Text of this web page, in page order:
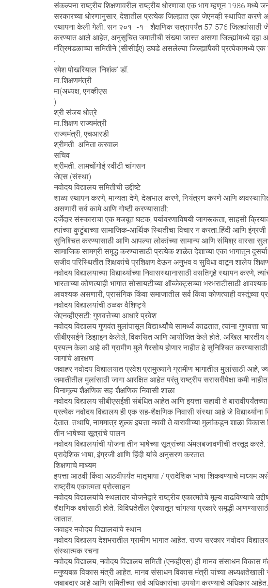
संकल्पना राष्ट्रीय शिक्षणावरील राष्ट्रीय धोरणाचा एक भाग म्हणून 1986
सरकारच्या धोरणानुसार, देशातील प्रत्येक जिल्ह्यात एक जेएनव्ही स्थापित
स्थापना केली गेली. सन २०१–-१– शैक्षणिक सत्रापर्यंत 57 576 जिल्ह्यांसाठी
करण्यात आले आहेत, अनुसूचित जमातीची संख्या जास्त असणा जिल्ह्यांमध्ये दहा
मंत्रिमंडळाच्या समितीने (सीसीईए) उघडे असलेल्या जिल्ह्यांपैकी प्रत्येकामध्ये
.
रमेश पोखरियाल ‘निशंक’ डॉ.
मा.शिक्षणमंत्री
मा(अध्यक्ष, एनव्हीएस
)
श्री संजय धोत्रे
मा.शिक्षण राज्यमंत्री
राज्यमंत्री, एचआरडी
श्रीमती. अनिता करवाल
सचिव
श्रीमती. लामचोंगोई स्वीटी चांगसन
जेएस (संस्था)
नवोदय विद्यालय समितीची उद्दीष्टे
शाळा स्थापन करणे, मान्यता देणे, देखभाल करणे, नियंत्रण करणे आणि
असणारी सर्व कामे आणि गोष्टी करण्यासाठी:
दर्जेदार संस्काराचा एक मजबूत घटक, पर्यावरणाविषयी जागरूकता, साहसी
त्यांच्या कुटुंबाच्या सामाजिक-आर्थिक स्थितीचा विचार न करता.हिंदी आणि
सुनिश्चित करण्यासाठी आणि आपल्या लोकांच्या सामान्य आणि संमिश्र वारसा
सामाजिक सामग्री समृद्ध करण्यासाठी प्रत्येक शाळेत देशाच्या एका भागातून दुसर्या
सजीव परिस्थितीत शिक्षकांचे प्रशिक्षण देऊन अनुभव व सुविधा वाटून शालेय
नवोदय विद्यालयाच्या विद्यार्थ्यांच्या निवासस्थानासाठी वसतिगृहे स्थापन करणे,
भारताच्या कोणत्याही भागात सोसायटीच्या ऑब्जेक्ट्सच्या भरभराटीसाठी
आवश्यक असणारी, प्रासंगिक किंवा समाजातील सर्व किंवा कोणत्याही वस्तूंच्या
नवोदय विद्यालयांची ठळक वैशिष्ट्ये
जेएनव्हीएसटी: गुणवत्तेच्या आधारे प्रवेश
नवोदय विद्यालय गुणवंत मुलांपासून विद्यार्थ्यांचे सामर्थ्य काढतात, त्यांना
सीबीएसईने डिझाइन केलेले, विकसित आणि आयोजित केले होते. अखिल भारतीय
प्रयत्न केला आहे की ग्रामीण मुले गैरसोय होणार नाहीत हे सुनिश्चित
जागांचे आरक्षण
जवाहर नवोदय विद्यालयात प्रवेश प्रामुख्याने ग्रामीण भागातील मुलांसाठी
जमातीतील मुलांसाठी जागा आरक्षित आहेत परंतु राष्ट्रीय सरासरीपेक्षा कमी
विनामूल्य शैक्षणिक सह-शैक्षणिक निवासी शाळा
नवोदय विद्यालय सीबीएसईशी संबंधित आहेत आणि इयत्ता सहावी ते
प्रत्येक नवोदय विद्यालय ही एक सह-शैक्षणिक निवासी संस्था आहे जे
देतात. तथापि, नाममात्र शुल्क इयत्ता नववी ते बारावीच्या मुलांकडून शाळा
तीन भाषेच्या सूत्रांचे पालन
नवोदय विद्यालयांची योजना तीन भाषेच्या सूत्रांच्या अंमलबजावणीची तरतूद करते.
प्रादेशिक भाषा, इंग्रजी आणि हिंदी यांचे अनुसरण करतात.
शिक्षणाचे माध्यम
इयत्ता आठवी किंवा आठवीपर्यंत मातृभाषा / प्रादेशिक भाषा शिकवण्याचे माध्यम
राष्ट्रीय एकात्मता प्रोत्साहन
नवोदय विद्यालयांचे स्थलांतर योजनेद्वारे राष्ट्रीय एकात्मतेचे मूल्य वाढविण्याचे
शैक्षणिक वर्षासाठी होते. विविधतेतील ऐक्यातून चांगल्या प्रकारे समृद्धी
जातात.
जवाहर नवोदय विद्यालयांचे स्थान
नवोदय विद्यालय देशभरातील ग्रामीण भागात आहेत. राज्य सरकार नवोदय
संस्थात्मक रचना
नवोदय विद्यालय, नवोदय विद्यालय समिती (एनव्हीएस) ही मानव संसाधन
मनुष्यबळ विकास मंत्री आहेत. मानव संसाधन विकास मंत्री यांच्या अध्यक्षतेखाली
जबाबदार आहे आणि समितीच्या सर्व अधिकारांचा उपयोग करण्याचे अधिकार